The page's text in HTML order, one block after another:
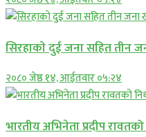
सिरहाकाे दुई जना सहित तीन
२०८० जेष्ठ १४, आईतवार ०५:२४
भारतीय अभिनेता प्रदीप